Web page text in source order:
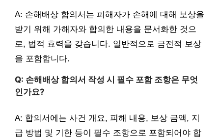
A: 손해배상 합의서는 피해자가 손해에 대해 보상을
받기 위해 가해자와 합의한 내용을 문서화한 것으
로, 법적 효력을 갖습니다. 일반적으로 금전적 보상
을 포함합니다.
Q: 손해배상 합의서 작성 시 필수 포함 조항은 무엇
인가요?
A: 합의서에는 사건 개요, 피해 내용, 보상 금액, 지
급 방법 및 기한 등이 필수 조항으로 포함되어야 합